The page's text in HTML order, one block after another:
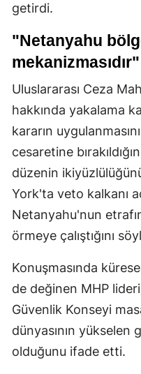
getirdi.
"Netanyahu
mekanizmasıdır"
Uluslararası Ceza
hakkında yakalama
kararın
cesaretine
düzenin
York'ta veto kalkanı
Netanyahu'nun
örmeye çalıştığını
Konuşmasında
de değinen MHP
Güvenlik Konseyi
dünyasının
olduğunu ifade etti.